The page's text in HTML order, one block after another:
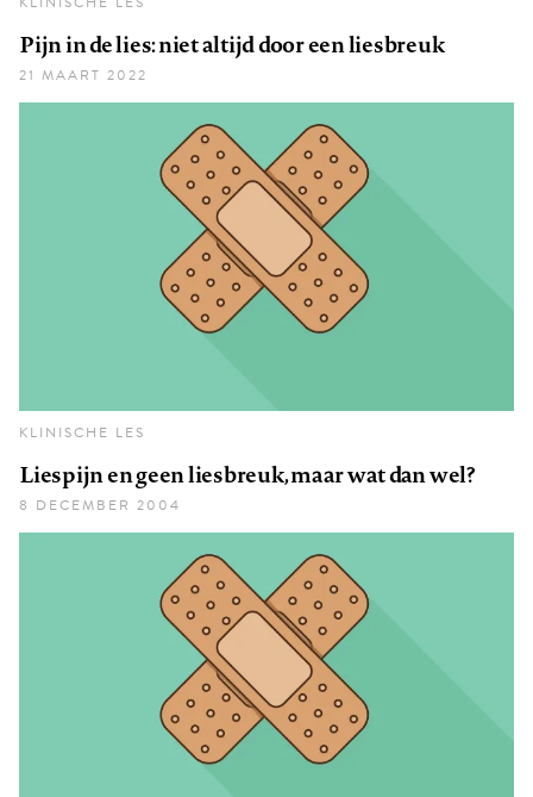
Pijn in de lies: niet altijd door een liesbreuk
21 MAART 2022
KLINISCHE LES
Liespijn en geen liesbreuk, maar wat dan wel?
8 DECEMBER 2004